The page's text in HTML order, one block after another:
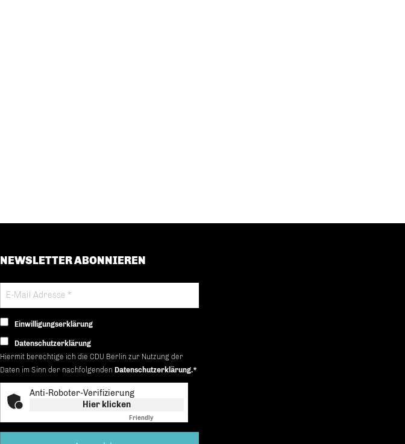
NEWSLETTER ABONNIEREN
Einwilligungserklärung
Datenschutzerklärung
Hiermit berechtige ich die CDU Berlin zur Nutzung der
Daten im Sinn der nachfolgenden Datenschutzerklärung.*
Anti-Roboter-Verifizierung
Hier klicken
Friendly